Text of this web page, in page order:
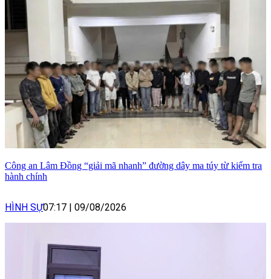
Công an Lâm Đồng “giải mã nhanh” đường dây ma túy từ kiểm tra
hành chính
HÌNH SỰ07:17 | 09/08/2026